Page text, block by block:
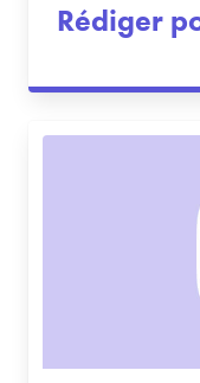
Rédiger